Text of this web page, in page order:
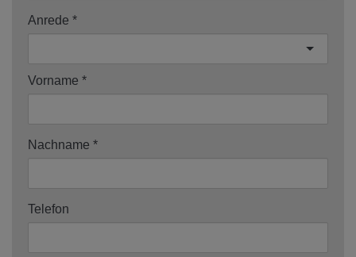
Anrede
Vorname
Nachname
Telefon